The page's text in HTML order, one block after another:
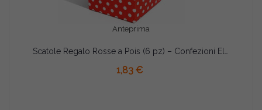
Anteprima
1,83 €